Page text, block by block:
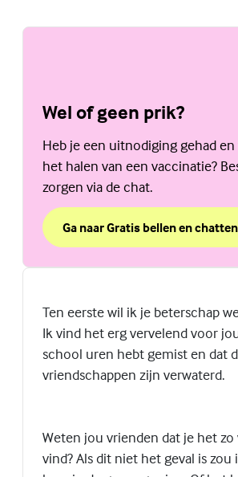
Wel of geen prik?
Heb je een uitnodiging gehad
het halen van een vaccinatie?
zorgen via de chat.
Ga naar Gratis bellen en chatten
over Wel of geen prik?
(Externe link)
Ten eerste wil ik je beterschap
Ik vind het erg vervelend voor
school uren hebt gemist en dat
vriendschappen zijn verwaterd.
Weten jou vrienden dat je het zo
vind? Als dit niet het geval is zou